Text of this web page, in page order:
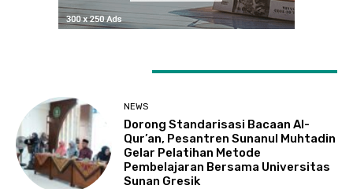
NEWS
Dorong Standarisasi Bacaan Al-
Qur’an, Pesantren Sunanul Muhtadin
Gelar Pelatihan Metode
Pembelajaran Bersama Universitas
Sunan Gresik